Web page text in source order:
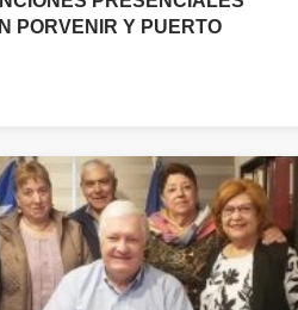
PORVENIR Y PUERTO